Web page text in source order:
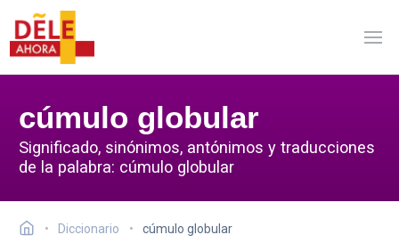
cúmulo globular
Significado, sinónimos, antónimos y traducciones
de la palabra: cúmulo globular
Diccionario cúmulo globular